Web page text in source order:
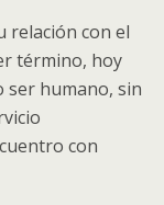
relación con el
término, hoy
ser humano, sin
con